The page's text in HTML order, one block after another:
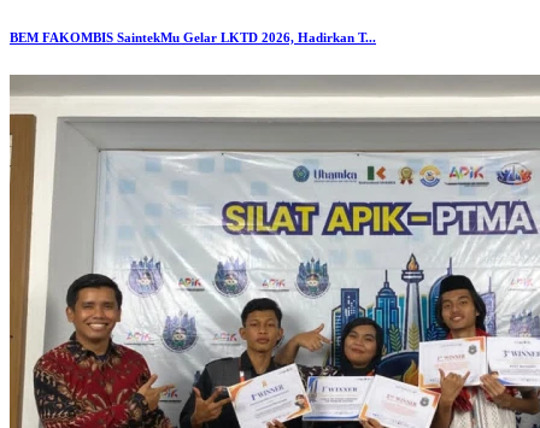
BEM FAKOMBIS SaintekMu Gelar LKTD 2026, Hadirkan T...